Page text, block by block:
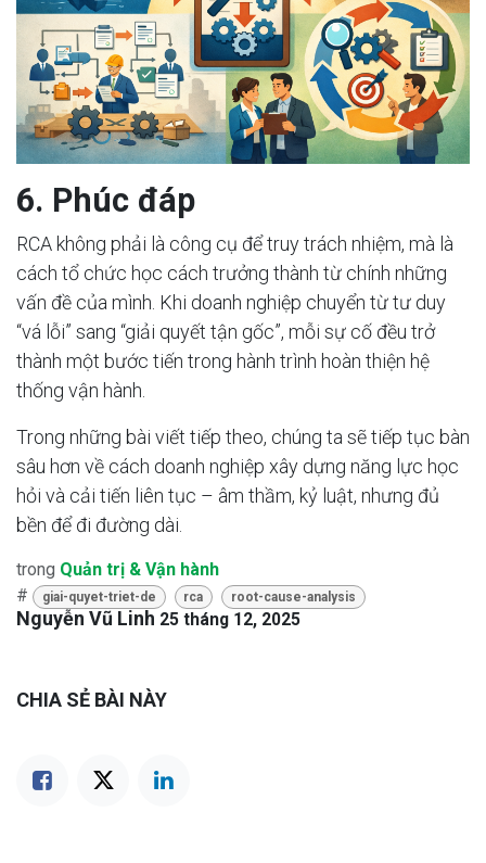
6. Phúc đáp
RCA không phải là công cụ để truy trách nhiệm, mà là
cách tổ chức học cách trưởng thành từ chính những
vấn đề của mình. Khi doanh nghiệp chuyển từ tư duy
“vá lỗi” sang “giải quyết tận gốc”, mỗi sự cố đều trở
thành một bước tiến trong hành trình hoàn thiện hệ
thống vận hành.
Trong những bài viết tiếp theo, chúng ta sẽ tiếp tục bàn
sâu hơn về cách doanh nghiệp xây dựng năng lực học
hỏi và cải tiến liên tục – âm thầm, kỷ luật, nhưng đủ
bền để đi đường dài.
trong Quản trị & Vận hành
#
giai-quyet-triet-de rca root-cause-analysis
Nguyễn Vũ Linh 25 tháng 12, 2025
CHIA SẺ BÀI NÀY